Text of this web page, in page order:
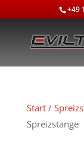
+49
Start/
Spreizstange